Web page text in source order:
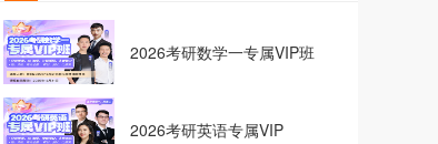
2026考研数学一专属VIP班
2026考研英语专属VIP